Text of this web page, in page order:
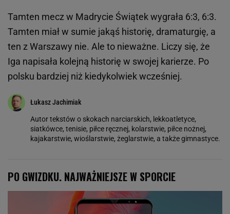
Tamten mecz w Madrycie Świątek wygrała 6:3, 6:3.
Tamten miał w sumie jakąś historię, dramaturgię, a
ten z Warszawy nie. Ale to nieważne. Liczy się, że
Iga napisała kolejną historię w swojej karierze. Po
polsku bardziej niż kiedykolwiek wcześniej.
Łukasz Jachimiak
Autor tekstów o skokach narciarskich, lekkoatletyce,
siatkówce, tenisie, piłce ręcznej, kolarstwie, piłce nożnej,
kajakarstwie, wioślarstwie, żeglarstwie, a także gimnastyce.